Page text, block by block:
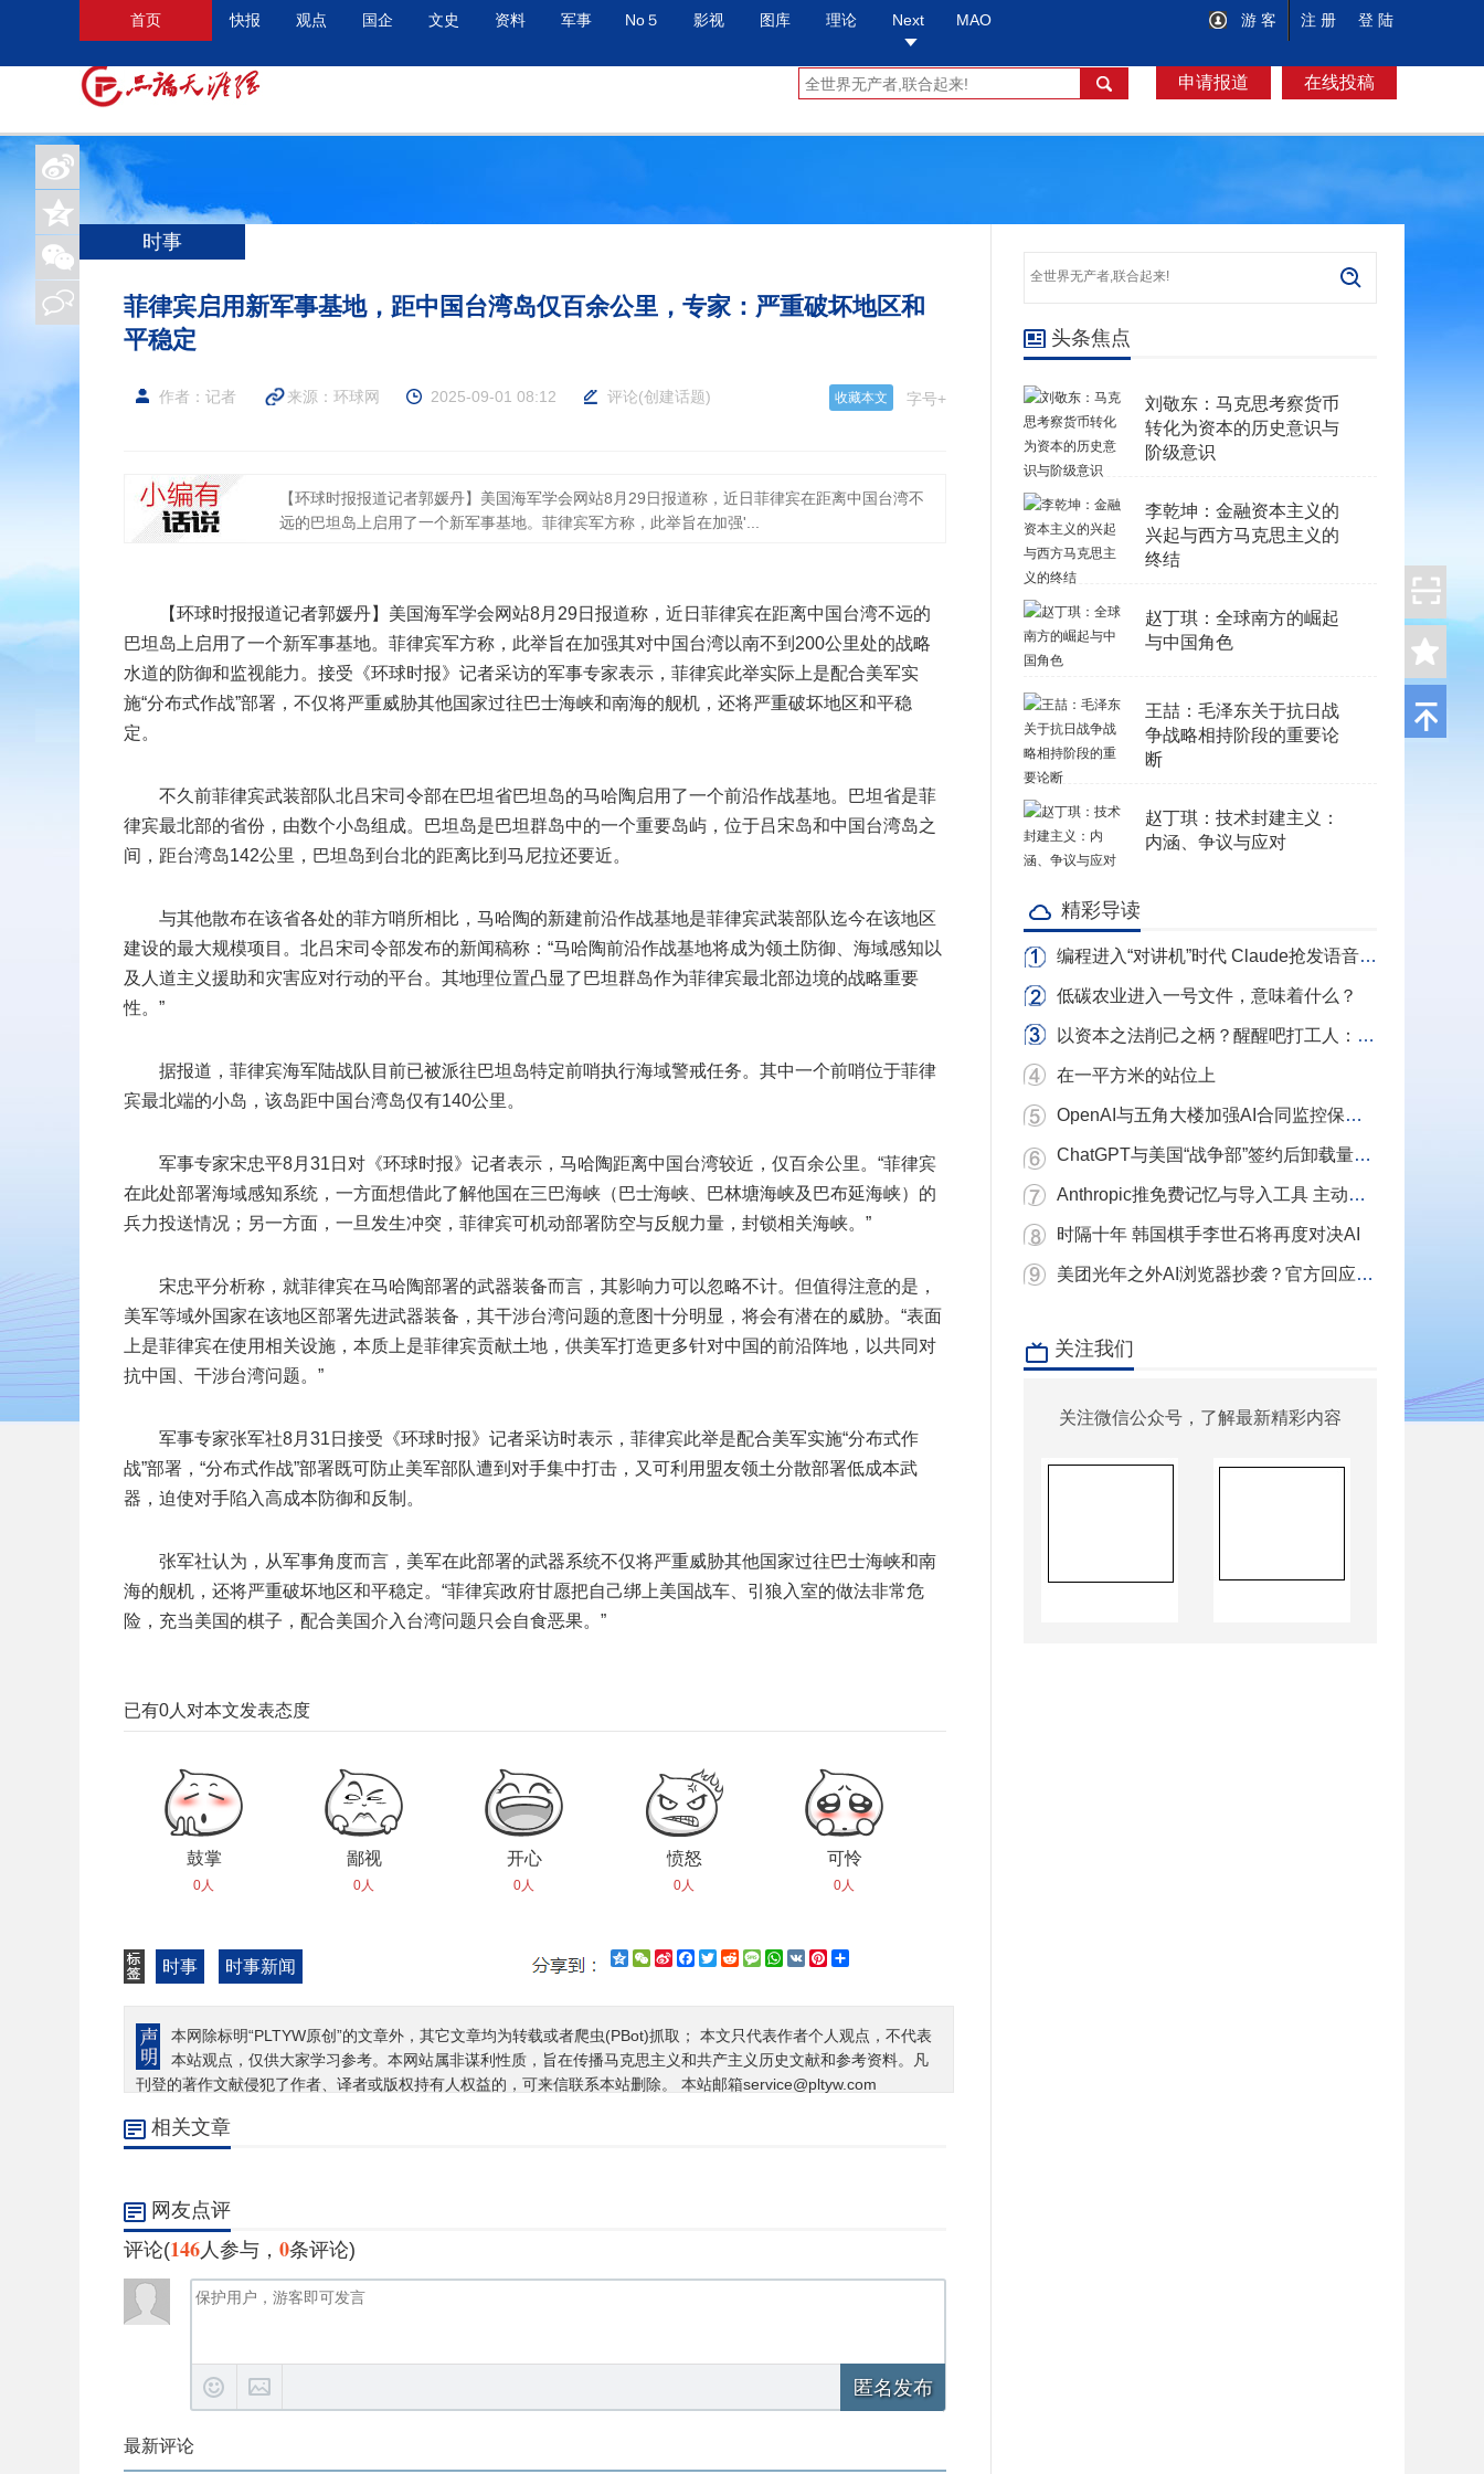
首页 快报 观点 国企 文史 资料 军事 No５ 影视 图库 理论 Next MAO 游 客 注 册 登 陆
申请报道 在线投稿
时事
菲律宾启用新军事基地，距中国台湾岛仅百余公里，专家：严重破坏地区和
平稳定
字号+
作者：记者 来源： 环球网 2025-09-01 08:12 评论(创建话题) 收藏本文
【环球时报报道记者郭媛丹】美国海军学会网站8月29日报道称，近日菲律宾在距离中国台湾不
远的巴坦岛上启用了一个新军事基地。菲律宾军方称，此举旨在加强'...
【环球时报报道记者郭媛丹】美国海军学会网站8月29日报道称，近日菲律宾在距离中国台湾不远的
巴坦岛上启用了一个新军事基地。菲律宾军方称，此举旨在加强其对中国台湾以南不到200公里处的战略
水道的防御和监视能力。接受《环球时报》记者采访的军事专家表示，菲律宾此举实际上是配合美军实
施“分布式作战”部署，不仅将严重威胁其他国家过往巴士海峡和南海的舰机，还将严重破坏地区和平稳
定。
不久前菲律宾武装部队北吕宋司令部在巴坦省巴坦岛的马哈陶启用了一个前沿作战基地。巴坦省是菲
律宾最北部的省份，由数个小岛组成。巴坦岛是巴坦群岛中的一个重要岛屿，位于吕宋岛和中国台湾岛之
间，距台湾岛142公里，巴坦岛到台北的距离比到马尼拉还要近。
与其他散布在该省各处的菲方哨所相比，马哈陶的新建前沿作战基地是菲律宾武装部队迄今在该地区
建设的最大规模项目。北吕宋司令部发布的新闻稿称：“马哈陶前沿作战基地将成为领土防御、海域感知以
及人道主义援助和灾害应对行动的平台。其地理位置凸显了巴坦群岛作为菲律宾最北部边境的战略重要
性。”
据报道，菲律宾海军陆战队目前已被派往巴坦岛特定前哨执行海域警戒任务。其中一个前哨位于菲律
宾最北端的小岛，该岛距中国台湾岛仅有140公里。
军事专家宋忠平8月31日对《环球时报》记者表示，马哈陶距离中国台湾较近，仅百余公里。“菲律宾
在此处部署海域感知系统，一方面想借此了解他国在三巴海峡（巴士海峡、巴林塘海峡及巴布延海峡）的
兵力投送情况；另一方面，一旦发生冲突，菲律宾可机动部署防空与反舰力量，封锁相关海峡。”
宋忠平分析称，就菲律宾在马哈陶部署的武器装备而言，其影响力可以忽略不计。但值得注意的是，
美军等域外国家在该地区部署先进武器装备，其干涉台湾问题的意图十分明显，将会有潜在的威胁。“表面
上是菲律宾在使用相关设施，本质上是菲律宾贡献土地，供美军打造更多针对中国的前沿阵地，以共同对
抗中国、干涉台湾问题。”
军事专家张军社8月31日接受《环球时报》记者采访时表示，菲律宾此举是配合美军实施“分布式作
战”部署，“分布式作战”部署既可防止美军部队遭到对手集中打击，又可利用盟友领土分散部署低成本武
器，迫使对手陷入高成本防御和反制。
张军社认为，从军事角度而言，美军在此部署的武器系统不仅将严重威胁其他国家过往巴士海峡和南
海的舰机，还将严重破坏地区和平稳定。“菲律宾政府甘愿把自己绑上美国战车、引狼入室的做法非常危
险，充当美国的棋子，配合美国介入台湾问题只会自食恶果。”
已有0 人对本文发表态度
鼓掌
0人
鄙视
0人
开心
0人
愤怒
0人
可怜
0人
时事 时事新闻 QzoneWeChat
Sina Facebook
TwitterRedditMessageWhatsApp
VK Pinterest
本网除标明“PLTYW原创”的文章外，其它文章均为转载或者爬虫(PBot)抓取； 本文只代表作者个人观点，不代表
本站观点，仅供大家学习参考。本网站属非谋利性质，旨在传播马克思主义和共产主义历史文献和参考资料。凡
刊登的著作文献侵犯了作者、译者或版权持有人权益的，可来信联系本站删除。 本站邮箱service@pltyw.com
相关文章
网友点评
评论(146人参与， 0条评论)
匿名发布
最新评论
头条焦点
刘敬东：马克思考察货币
转化为资本的历史意识与
阶级意识
李乾坤：金融资本主义的
兴起与西方马克思主义的
终结
赵丁琪：全球南方的崛起
与中国角色
王喆：毛泽东关于抗日战
争战略相持阶段的重要论
断
赵丁琪：技术封建主义：
内涵、争议与应对
精彩导读
编程进入“对讲机”时代 Claude抢发语音写代码 转录Token全免费
低碳农业进入一号文件，意味着什么？
以资本之法削己之柄？醒醒吧打工人：别用镣铐当武器，我们要的是砸碎镣铐的铁锤！
在一平方米的站位上
OpenAI与五角大楼加强AI合同监控保护条款
ChatGPT与美国“战争部”签约后卸载量单日激增近三倍 Claude下载量飙升
Anthropic推免费记忆与导入工具 主动挖角ChatGPT用户
时隔十年 韩国棋手李世石将再度对决AI
美团光年之外AI浏览器抄袭？官方回应：充分尊重和理解原作者 已移除相关项目
关注我们
关注微信公众号，了解最新精彩内容
添加收藏
返回顶部